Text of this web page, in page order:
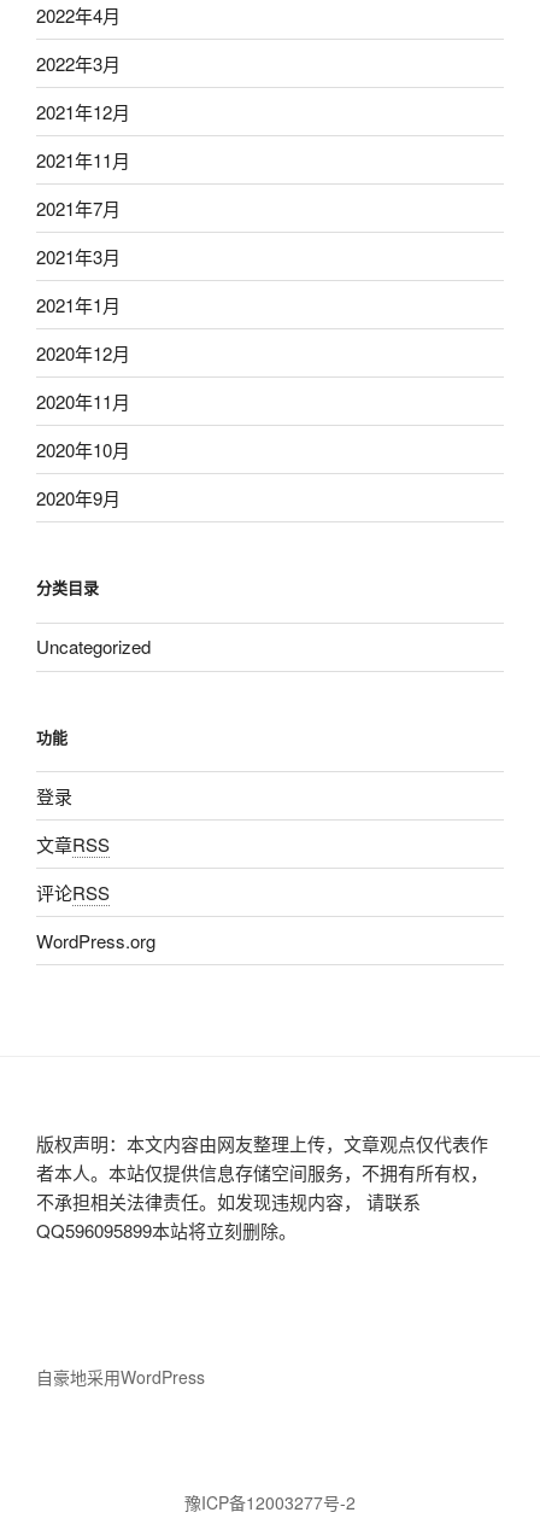
2022年4月
2022年3月
2021年12月
2021年11月
2021年7月
2021年3月
2021年1月
2020年12月
2020年11月
2020年10月
2020年9月
分类目录
Uncategorized
功能
登录
文章RSS
评论RSS
WordPress.org
版权声明：本文内容由网友整理上传，文章观点仅代表作
者本人。本站仅提供信息存储空间服务，不拥有所有权，
不承担相关法律责任。如发现违规内容， 请联系
QQ596095899本站将立刻删除。
自豪地采用WordPress
豫ICP备12003277号-2